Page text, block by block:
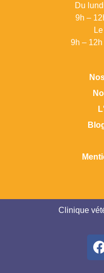
Du
9h –
9h –
Clinique